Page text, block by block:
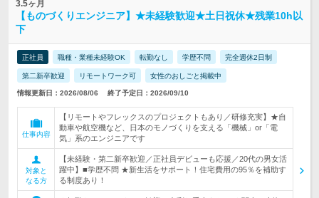
3.5ヶ月
【ものづくりエンジニア】★未経験歓迎★土日祝休★残業10h以
下
正社員 職種・業種未経験OK 転勤なし 学歴不問 完全週休2日制
第二新卒歓迎 リモートワーク可 女性のおしごと掲載中
情報更新日：2026/08/06 終了予定日：2026/09/10
仕事内容
【リモートやフレックスのプロジェクトもあり／研修充実】★自
動車や航空機など、日本のモノづくりを支える「機械」or「電
気」系のエンジニアです
対象と
なる方
【未経験・第二新卒歓迎／正社員デビューも応援／20代の男女活
躍中】■学歴不問 ★新生活をサポート！住宅費用の95％を補助す
る制度あり！